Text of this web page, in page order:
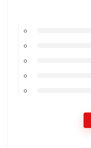
0
0
0
0
0